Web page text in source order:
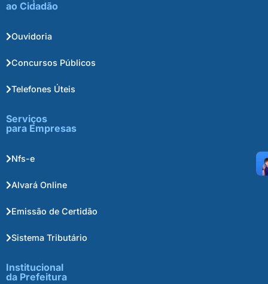
ao Cidadão
Ouvidoria
Concursos Públicos
Telefones Úteis
Serviços
para Empresas
Nfs-e
Alvará Online
Emissão de Certidão
Sistema Tributário
Institucional
da Prefeitura